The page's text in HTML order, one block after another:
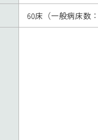
60床（一般病床数